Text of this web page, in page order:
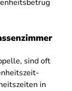
sind oft
in